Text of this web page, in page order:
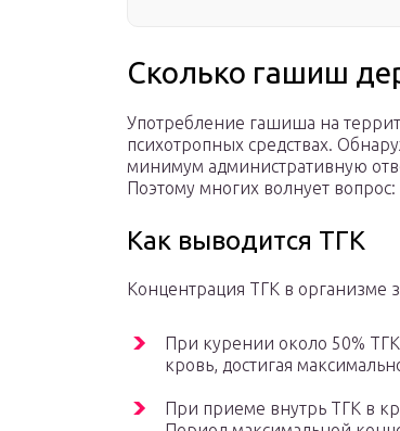
Сколько гашиш
Употребление гашиша на
психотропных средствах.
минимум административную
Поэтому многих волнует вопрос:
Как выводится ТГК
Концентрация ТГК в организме
При курении около 50%
кровь, достигая
При приеме внутрь ТГК в